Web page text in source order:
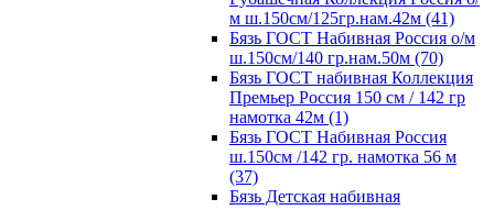
м ш.150см/125гр.нам.42м (41)
Бязь ГОСТ Набивная Россия о/м
ш.150см/140 гр.нам.50м (70)
Бязь ГОСТ набивная Коллекция
Премьер Россия 150 см / 142 гр
намотка 42м (1)
Бязь ГОСТ Набивная Россия
ш.150см /142 гр. намотка 56 м
(37)
Бязь Детская набивная